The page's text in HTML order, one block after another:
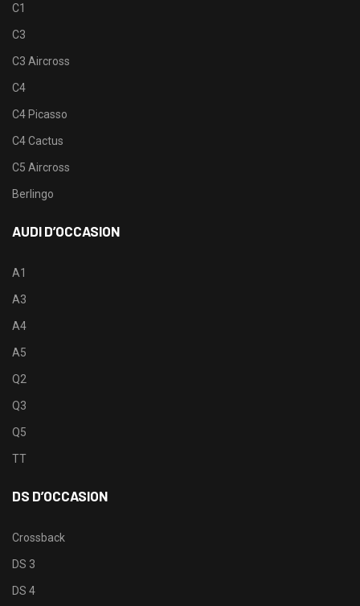
C1
C3
C3 Aircross
C4
C4 Picasso
C4 Cactus
C5 Aircross
Berlingo
AUDI D’OCCASION
A1
A3
A4
A5
Q2
Q3
Q5
TT
DS D’OCCASION
Crossback
DS 3
DS 4